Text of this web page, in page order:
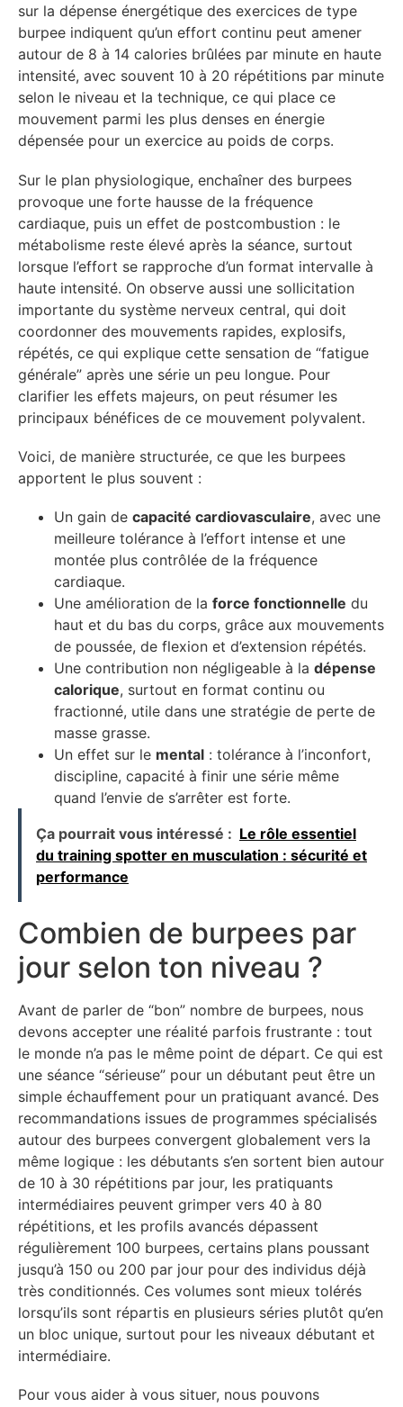
sur la dépense énergétique des exercices de type
burpee indiquent qu’un effort continu peut amener
autour de 8 à 14 calories brûlées par minute en haute
intensité, avec souvent 10 à 20 répétitions par minute
selon le niveau et la technique, ce qui place ce
mouvement parmi les plus denses en énergie
dépensée pour un exercice au poids de corps.
Sur le plan physiologique, enchaîner des burpees
provoque une forte hausse de la fréquence
cardiaque, puis un effet de postcombustion : le
métabolisme reste élevé après la séance, surtout
lorsque l’effort se rapproche d’un format intervalle à
haute intensité. On observe aussi une sollicitation
importante du système nerveux central, qui doit
coordonner des mouvements rapides, explosifs,
répétés, ce qui explique cette sensation de “fatigue
générale” après une série un peu longue. Pour
clarifier les effets majeurs, on peut résumer les
principaux bénéfices de ce mouvement polyvalent.
Voici, de manière structurée, ce que les burpees
apportent le plus souvent :
Un gain de capacité cardiovasculaire, avec une
meilleure tolérance à l’effort intense et une
montée plus contrôlée de la fréquence
cardiaque.
Une amélioration de la force fonctionnelle du
haut et du bas du corps, grâce aux mouvements
de poussée, de flexion et d’extension répétés.
Une contribution non négligeable à la dépense
calorique, surtout en format continu ou
fractionné, utile dans une stratégie de perte de
masse grasse.
Un effet sur le mental : tolérance à l’inconfort,
discipline, capacité à finir une série même
quand l’envie de s’arrêter est forte.
Ça pourrait vous intéressé : Le rôle essentiel
du training spotter en musculation : sécurité et
performance
Combien de burpees par
jour selon ton niveau ?
Avant de parler de “bon” nombre de burpees, nous
devons accepter une réalité parfois frustrante : tout
le monde n’a pas le même point de départ. Ce qui est
une séance “sérieuse” pour un débutant peut être un
simple échauffement pour un pratiquant avancé. Des
recommandations issues de programmes spécialisés
autour des burpees convergent globalement vers la
même logique : les débutants s’en sortent bien autour
de 10 à 30 répétitions par jour, les pratiquants
intermédiaires peuvent grimper vers 40 à 80
répétitions, et les profils avancés dépassent
régulièrement 100 burpees, certains plans poussant
jusqu’à 150 ou 200 par jour pour des individus déjà
très conditionnés. Ces volumes sont mieux tolérés
lorsqu’ils sont répartis en plusieurs séries plutôt qu’en
un bloc unique, surtout pour les niveaux débutant et
intermédiaire.
Pour vous aider à vous situer, nous pouvons